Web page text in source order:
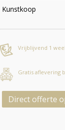
Kunstkoop
Vrijblijvend 1
Gratis aflevering
Direct offerte